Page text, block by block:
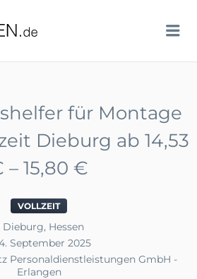
TECHSTELLEN.DE
für Montage
Dieburg ab 14,53
– 15,80 €
VOLLZEIT
Dieburg, Hessen
September 2025
Personaldienstleistungen GmbH -
Erlangen